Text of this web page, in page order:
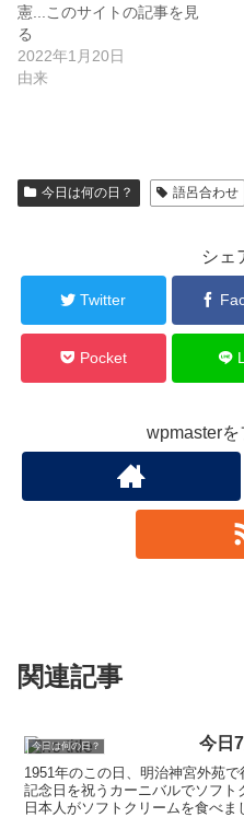
憲...このサイトの記事を見
る
2022年1月20日
由来
今日は何の日？ 語呂合わせ
シェ
Twitter
Pocket
wpmasterを
関連記事
今日は何の日？ 今日
1951年のこの日、明治神宮外苑
記念日を祝うカーニバルでソフ
日本人がソフトクリームを食べま